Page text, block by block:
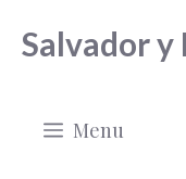
Salvador y
Menu